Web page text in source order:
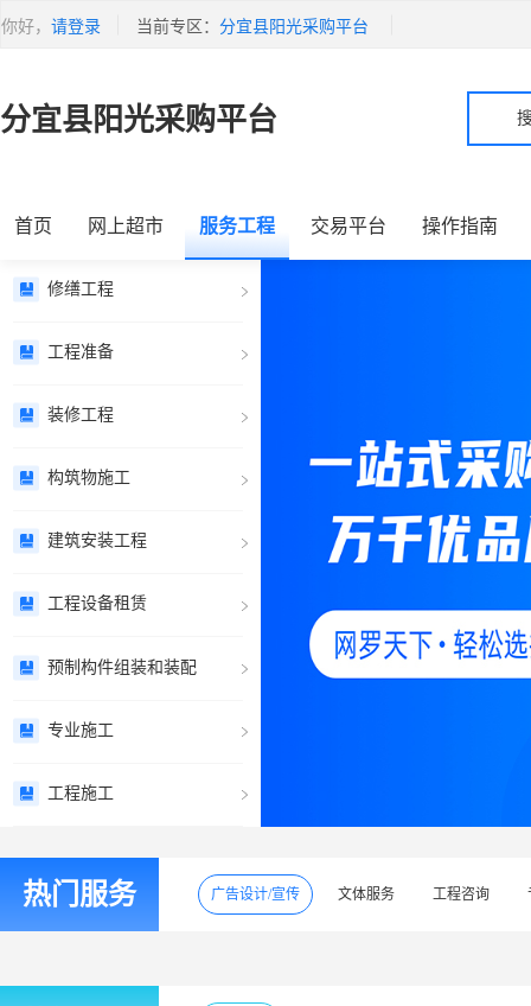
你好， 请登录 当前专区： 分宜县阳光采购平台
分宜县阳光采购平台
首页 网上超市 服务工程 交易平台 操作指南
修缮工程
工程准备
装修工程
构筑物施工
建筑安装工程
工程设备租赁
预制构件组装和装配
专业施工
工程施工
信息技术
热门服务 广告设计/宣传 文体服务 工程咨询